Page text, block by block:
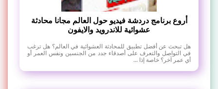
أروع برنامج دردشة فيديو حول العالم مجانا محادثة
عشوائية للاندرويد والايفون
هل تبحث عن أفضل تطبيق للمحادثة العشوائية في العالم؟ هل ترغب
في التواصل والتعرف على أصدقاء جدد من الجنسين ونفس العمر أو
أي عمر آخر؟ خاصة إذا ...